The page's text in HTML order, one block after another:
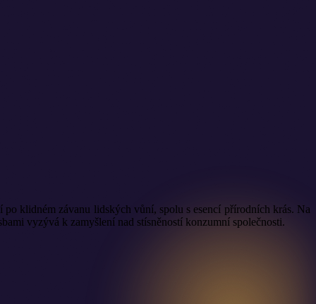
klidném závanu lidských vůní, spolu s esencí přírodních krás. Na
vyzývá k zamyšlení nad stísněností konzumní společnosti.